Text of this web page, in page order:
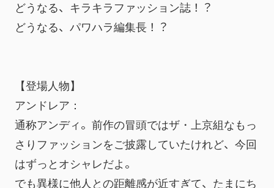
どうなる、キラキラファッション誌！？
どうなる、パワハラ編集長！？
【登場人物】
アンドレア：
通称アンディ。前作の冒頭ではザ・上京組なもっ
さりファッションをご披露していたけれど、今回
はずっとオシャレだよ。
でも異様に他人との距離感が近すぎて、たまにち